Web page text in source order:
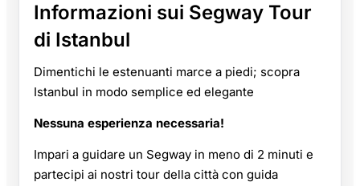
Informazioni sui Segway Tour
di Istanbul
Dimentichi le estenuanti marce a piedi; scopra
Istanbul in modo semplice ed elegante
Nessuna esperienza necessaria!
Impari a guidare un Segway in meno di 2 minuti e
partecipi ai nostri tour della città con guida